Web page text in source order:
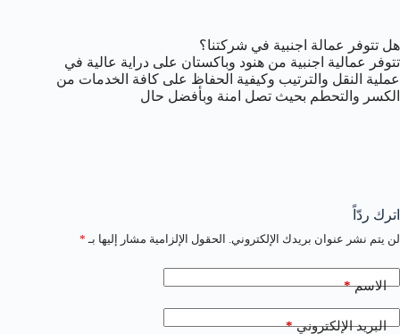
هل تتوفر عمالة اجنبية في شركتنا؟
تتوفر عمالية اجنبية من هنود وباكستان على دراية عالية في
عملية النقل والترتيب وكيفية الحفاظ على كافة الخدمات من
الكسر والتحطم بحيث تصل امنة وبأفضل حال
اترك ردّاً
لن يتم نشر عنوان بريدك الإلكتروني. الحقول الإلزامية مشار إليها بـ *
الاسم*
البريد الإلكتروني*